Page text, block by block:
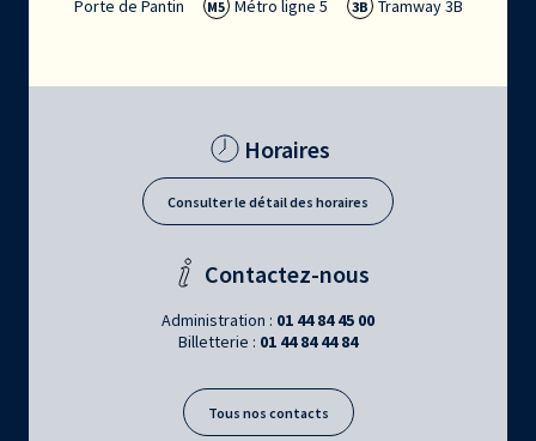
Porte de Pantin M5 Métro ligne 5 3B Tramway 3B
Horaires
Consulter le détail des horaires
Contactez-nous
Administration : 01 44 84 45 00
Billetterie : 01 44 84 44 84
Tous nos contacts